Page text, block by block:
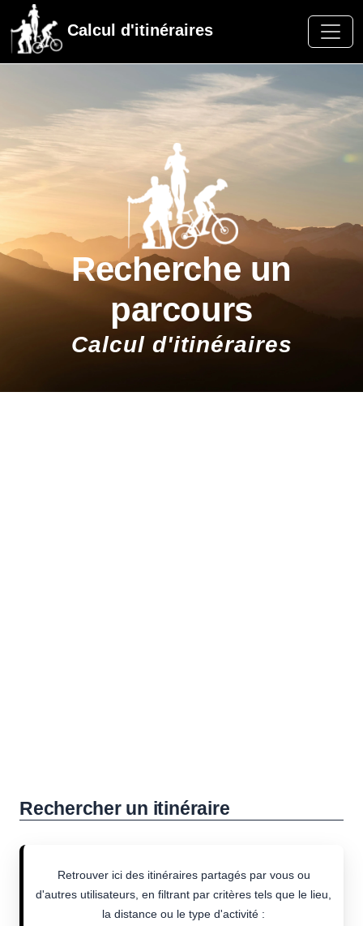
Calcul d'itinéraires
Recherche un
parcours
Calcul d'itinéraires
Rechercher un itinéraire
Retrouver ici des itinéraires partagés par vous ou
d'autres utilisateurs, en filtrant par critères tels que le lieu,
la distance ou le type d'activité :